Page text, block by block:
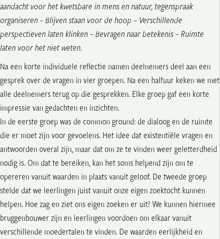
aandacht voor het kwetsbare in mens en natuur, tegenspraak
organiseren – Blijven staan voor de hoop – Verschillende
perspectieven laten klinken – Bevragen naar betekenis – Ruimte
laten voor het niet weten.
Na een korte individuele reflectie namen deelnemers deel aan een
gesprek over de vragen in vier groepen. Na een halfuur keken we met
alle deelnemers terug op die gesprekken. Elke groep gaf een korte
impressie van gedachten en inzichten.
In de eerste groep was de common ground: de dialoog en de ruimte
die er moet zijn voor gevoelens. Het idee dat existentiële vragen en
antwoorden overal zijn, maar dat om ze te vinden weer geletterdheid
nodig is. Om dat te bereiken, kan het soms helpend zijn om te
opereren vanuit waarden in plaats vanuit geloof. De tweede groep
stelde dat we leerlingen juist vanuit onze eigen zoektocht kunnen
helpen. Hoe zag en ziet ons eigen zoeken er uit? We kunnen hiermee
bruggenbouwer zijn en leerlingen voordoen om elkaar vanuit
verschillende moedertalen te vinden. De waarden eerlijkheid en